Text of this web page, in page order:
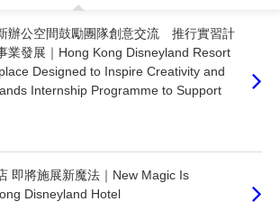
辦公空間鼓勵團隊創意交流 推行實習計
業發展｜Hong Kong Disneyland Resort
Designed to Inspire Creativity and
Internship Programme to Support
即將施展新魔法｜New Magic Is
Disneyland Hotel